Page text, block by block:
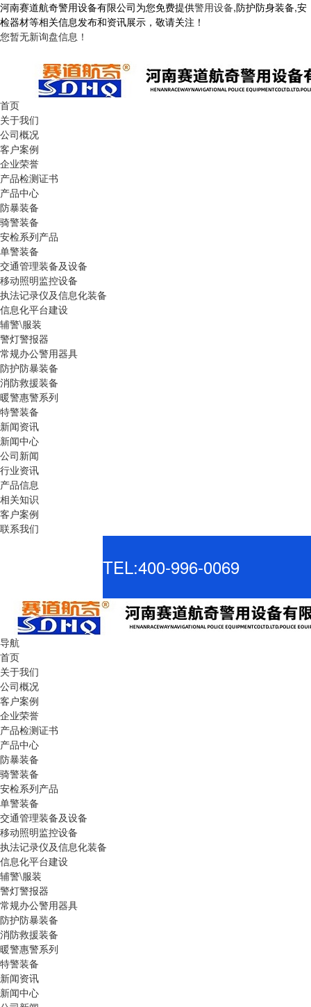
河南赛道航奇警用设备有限公司为您免费提供警用设备,防护防身装备,安
检器材等相关信息发布和资讯展示，敬请关注！
您暂无新询盘信息！
首页
关于我们
公司概况
客户案例
企业荣誉
产品检测证书
产品中心
防暴装备
骑警装备
安检系列产品
单警装备
交通管理装备及设备
移动照明监控设备
执法记录仪及信息化装备
信息化平台建设
辅警\服装
警灯警报器
常规办公警用器具
防护防暴装备
消防救援装备
暖警惠警系列
特警装备
新闻资讯
新闻中心
公司新闻
行业资讯
产品信息
相关知识
客户案例
联系我们
TEL:400-996-0069
导航
首页
关于我们
公司概况
客户案例
企业荣誉
产品检测证书
产品中心
防暴装备
骑警装备
安检系列产品
单警装备
交通管理装备及设备
移动照明监控设备
执法记录仪及信息化装备
信息化平台建设
辅警\服装
警灯警报器
常规办公警用器具
防护防暴装备
消防救援装备
暖警惠警系列
特警装备
新闻资讯
新闻中心